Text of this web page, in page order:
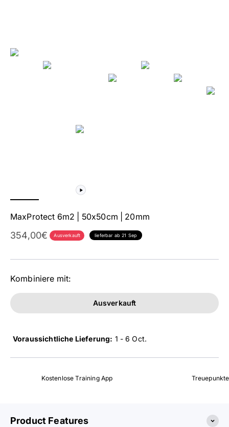
MaxProtect 6m2 | 50x50cm | 20mm
Angebot
354,00€ Ausverkauft lieferbar ab 21 Sep
Kombiniere mit:
Ausverkauft
Voraussichtliche Lieferung: 1 - 6 Oct.
Kostenlose Training App Treuepunkte
Product Features